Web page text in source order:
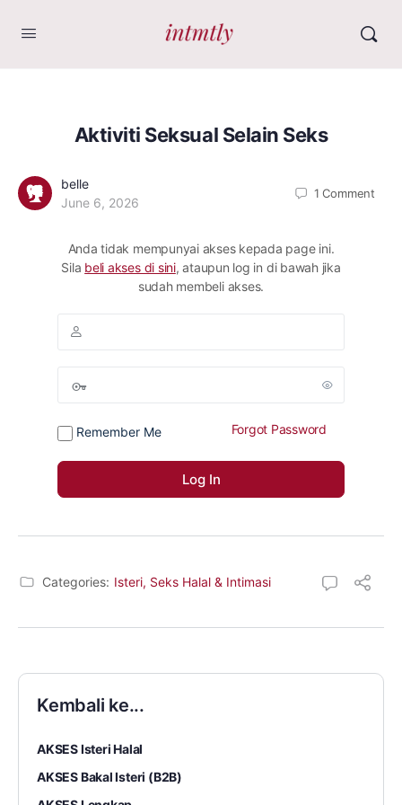
Aktiviti Seksual Selain Seks
belle
June 6, 2026
1Comment
Anda tidak mempunyai akses kepada page ini.
Sila beli akses di sini, ataupun log in di bawah jika
sudah membeli akses.
Remember Me Forgot Password
Categories: Isteri, Seks Halal & Intimasi
Kembali ke...
AKSES Isteri Halal
AKSES Bakal Isteri (B2B)